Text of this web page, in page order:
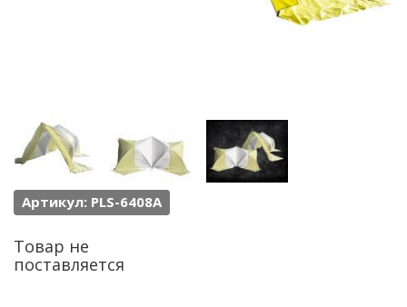
Артикул: PLS-6408A
Товар не
поставляется